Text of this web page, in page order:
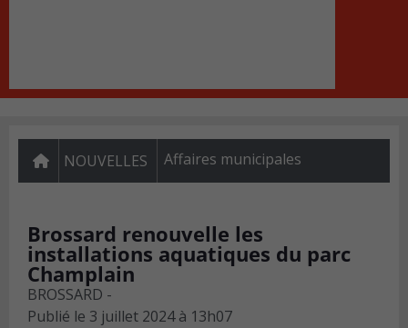
NOUVELLES Affaires municipales
Brossard renouvelle les
installations aquatiques du parc
Champlain
BROSSARD -
Publié le 3 juillet 2024 à 13h07